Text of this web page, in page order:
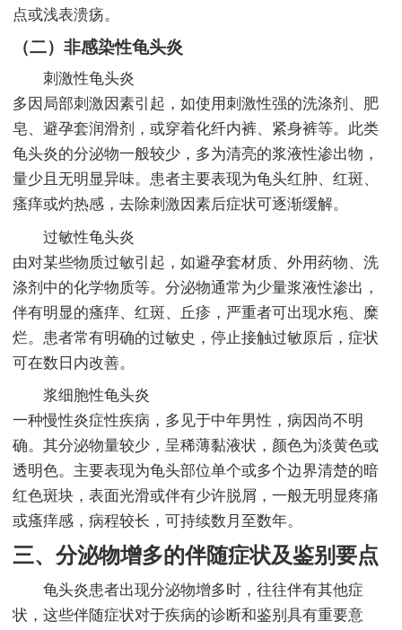
点或浅表溃疡。
（二）非感染性龟头炎
刺激性龟头炎
多因局部刺激因素引起，如使用刺激性强的洗涤剂、肥
皂、避孕套润滑剂，或穿着化纤内裤、紧身裤等。此类
龟头炎的分泌物一般较少，多为清亮的浆液性渗出物，
量少且无明显异味。患者主要表现为龟头红肿、红斑、
瘙痒或灼热感，去除刺激因素后症状可逐渐缓解。
过敏性龟头炎
由对某些物质过敏引起，如避孕套材质、外用药物、洗
涤剂中的化学物质等。分泌物通常为少量浆液性渗出，
伴有明显的瘙痒、红斑、丘疹，严重者可出现水疱、糜
烂。患者常有明确的过敏史，停止接触过敏原后，症状
可在数日内改善。
浆细胞性龟头炎
一种慢性炎症性疾病，多见于中年男性，病因尚不明
确。其分泌物量较少，呈稀薄黏液状，颜色为淡黄色或
透明色。主要表现为龟头部位单个或多个边界清楚的暗
红色斑块，表面光滑或伴有少许脱屑，一般无明显疼痛
或瘙痒感，病程较长，可持续数月至数年。
三、分泌物增多的伴随症状及鉴别要点
龟头炎患者出现分泌物增多时，往往伴有其他症
状，这些伴随症状对于疾病的诊断和鉴别具有重要意